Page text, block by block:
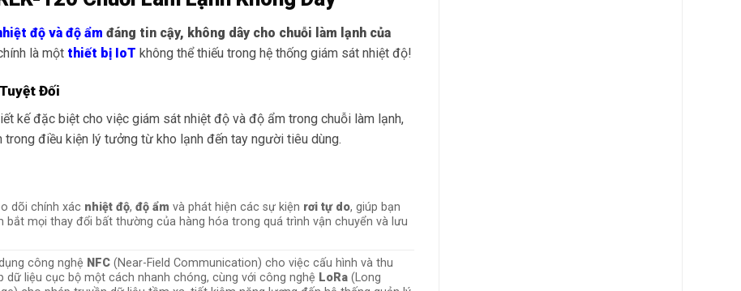
độ và độ ẩm đáng tin cậy, không dây cho chuỗi làm lạnh của
là một thiết bị IoT không thể thiếu trong hệ thống giám sát nhiệt độ!
Đối
kế đặc biệt cho việc giám sát nhiệt độ và độ ẩm trong chuỗi làm lạnh,
điều kiện lý tưởng từ kho lạnh đến tay người tiêu dùng.
dõi chính xác nhiệt độ,độ ẩm và phát hiện các sự kiện rơi tự do, giúp bạn
bắt mọi thay đổi bất thường của hàng hóa trong quá trình vận chuyển và lưu
công nghệ NFC (Near-Field Communication) cho việc cấu hình và thu
dữ liệu cục bộ một cách nhanh chóng, cùng với công nghệ LoRa (Long